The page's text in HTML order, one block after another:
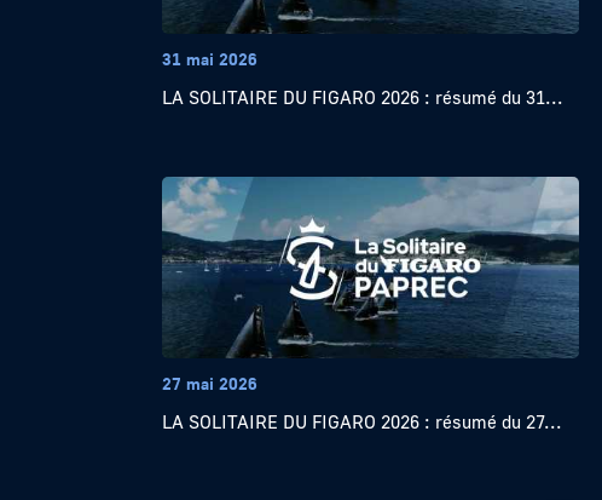
31 mai 2026
LA SOLITAIRE DU FIGARO 2026 : résumé du 31...
27 mai 2026
LA SOLITAIRE DU FIGARO 2026 : résumé du 27...